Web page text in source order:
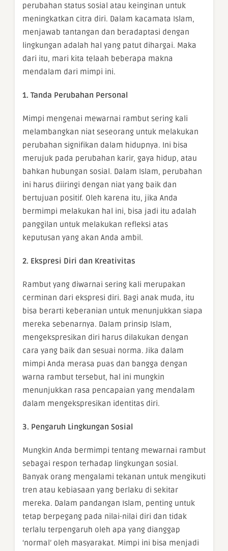
perubahan status sosial atau keinginan untuk
meningkatkan citra diri. Dalam kacamata Islam,
menjawab tantangan dan beradaptasi dengan
lingkungan adalah hal yang patut dihargai. Maka
dari itu, mari kita telaah beberapa makna
mendalam dari mimpi ini.
1. Tanda Perubahan Personal
Mimpi mengenai mewarnai rambut sering kali
melambangkan niat seseorang untuk melakukan
perubahan signifikan dalam hidupnya. Ini bisa
merujuk pada perubahan karir, gaya hidup, atau
bahkan hubungan sosial. Dalam Islam, perubahan
ini harus diiringi dengan niat yang baik dan
bertujuan positif. Oleh karena itu, jika Anda
bermimpi melakukan hal ini, bisa jadi itu adalah
panggilan untuk melakukan refleksi atas
keputusan yang akan Anda ambil.
2. Ekspresi Diri dan Kreativitas
Rambut yang diwarnai sering kali merupakan
cerminan dari ekspresi diri. Bagi anak muda, itu
bisa berarti keberanian untuk menunjukkan siapa
mereka sebenarnya. Dalam prinsip Islam,
mengekspresikan diri harus dilakukan dengan
cara yang baik dan sesuai norma. Jika dalam
mimpi Anda merasa puas dan bangga dengan
warna rambut tersebut, hal ini mungkin
menunjukkan rasa pencapaian yang mendalam
dalam mengekspresikan identitas diri.
3. Pengaruh Lingkungan Sosial
Mungkin Anda bermimpi tentang mewarnai rambut
sebagai respon terhadap lingkungan sosial.
Banyak orang mengalami tekanan untuk mengikuti
tren atau kebiasaan yang berlaku di sekitar
mereka. Dalam pandangan Islam, penting untuk
tetap berpegang pada nilai-nilai diri dan tidak
terlalu terpengaruh oleh apa yang dianggap
‘normal’ oleh masyarakat. Mimpi ini bisa menjadi